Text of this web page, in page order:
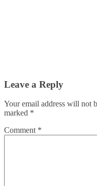
Leave a Reply
Your email address will not
marked *
Comment *